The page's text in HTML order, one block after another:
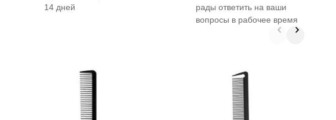
14 дней
рады ответить на ваши
вопросы в рабочее время